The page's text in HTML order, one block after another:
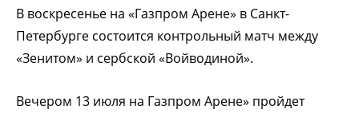
В воскресенье на «Газпром Арене» в Санкт-
Петербурге состоится контрольный матч между
«Зенитом» и сербской «Войводиной».
Вечером 13 июля на Газпром Арене» пройдет